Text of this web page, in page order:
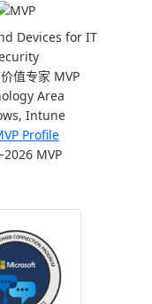
Devices for IT
值专家 MVP
Area
Intune
Profile
MVP